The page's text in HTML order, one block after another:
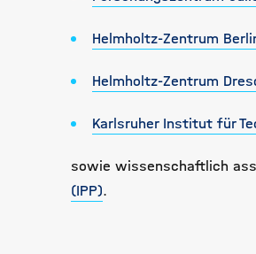
Helmholtz-Zentrum
Helmholtz-Zentrum
Karlsruher Institut für
sowie wissenschaftlich
(IPP).